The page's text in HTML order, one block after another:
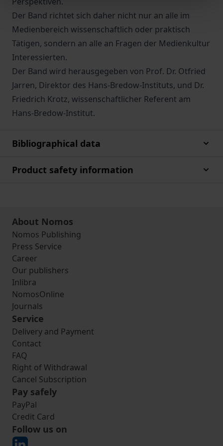
Der Band richtet sich daher nicht nur an alle im
Medienbereich wissenschaftlich oder praktisch
Tätigen, sondern an alle an Fragen der Medienkultur
Interessierten.
Der Band wird herausgegeben von Prof. Dr. Otfried
Jarren, Direktor des Hans-Bredow-Instituts, und Dr.
Friedrich Krotz, wissenschaftlicher Referent am
Hans-Bredow-Institut.
Bibliographical data
Product safety information
About Nomos
Nomos Publishing
Press Service
Career
Our publishers
Inlibra
NomosOnline
Journals
Service
Delivery and Payment
Contact
FAQ
Right of Withdrawal
Cancel Subscription
Pay safely
PayPal
Credit Card
Follow us on